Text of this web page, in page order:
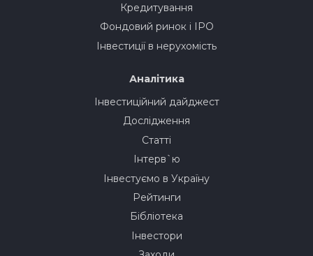
Кредитування
Фондовий ринок і IPO
Інвестиції в нерухомість
Аналітика
Інвестиційний дайджест
Дослідження
Статті
Інтерв`ю
Інвестуємо в Україну
Рейтинги
Бібліотека
Інвестори